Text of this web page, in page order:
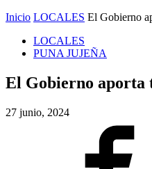
Inicio LOCALES El Gobierno
LOCALES
PUNA JUJEÑA
El Gobierno aporta
27 junio, 2024